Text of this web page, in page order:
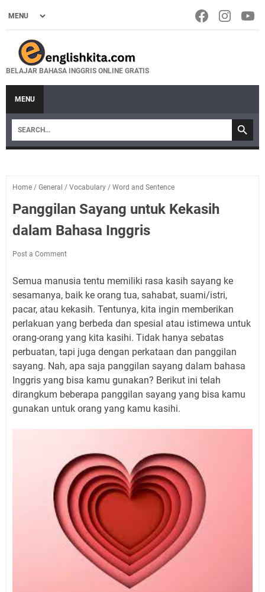
BELAJAR BAHASA INGGRIS ONLINE GRATIS
MENU
Home / General / Vocabulary / Word and Sentence
Panggilan Sayang untuk Kekasih
dalam Bahasa Inggris
Post a Comment
Semua manusia tentu memiliki rasa kasih sayang ke
sesamanya, baik ke orang tua, sahabat, suami/istri,
pacar, atau kekasih. Tentunya, kita ingin memberikan
perlakuan yang berbeda dan spesial atau istimewa untuk
orang-orang yang kita kasihi. Tidak hanya sebatas
perbuatan, tapi juga dengan perkataan dan panggilan
sayang. Nah, apa saja panggilan sayang dalam bahasa
Inggris yang bisa kamu gunakan? Berikut ini telah
dirangkum beberapa panggilan sayang yang bisa kamu
gunakan untuk orang yang kamu kasihi.